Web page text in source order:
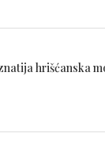
hrišćanska